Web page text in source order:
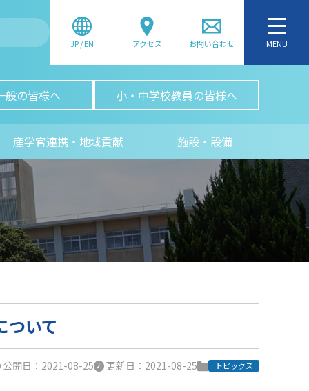
MENU
お問い合わせ
アクセス
JP/EN
般の皆様へ 小・中学校教員の皆様へ
産学官連携・地域貢献 施設・設備
ついて
公開日：2021-08-25 更新日：2021-08-25 トピックス